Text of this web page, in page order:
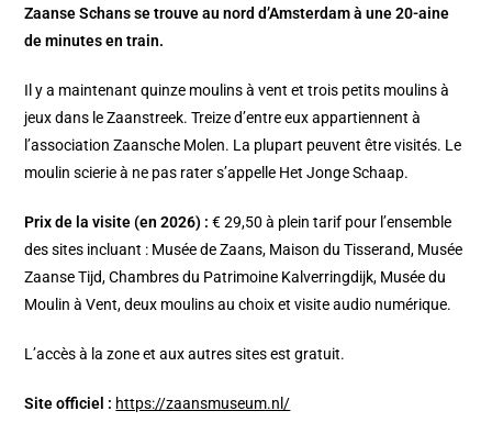
Zaanse Schans se trouve au nord d’Amsterdam à une 20-aine
de minutes en train.
Il y a maintenant quinze moulins à vent et trois petits moulins à
jeux dans le Zaanstreek. Treize d’entre eux appartiennent à
l’association Zaansche Molen. La plupart peuvent être visités. Le
moulin scierie à ne pas rater s’appelle Het Jonge Schaap.
Prix de la visite (en 2026) : € 29,50 à plein tarif pour l’ensemble
des sites incluant : Musée de Zaans, Maison du Tisserand, Musée
Zaanse Tijd, Chambres du Patrimoine Kalverringdijk, Musée du
Moulin à Vent, deux moulins au choix et visite audio numérique.
L’accès à la zone et aux autres sites est gratuit.
Site officiel : https://zaansmuseum.nl/